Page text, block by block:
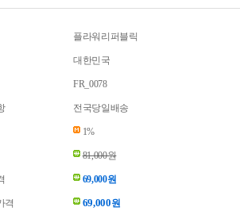
플라워리퍼블릭
대한민국
FR_0078
전국당일배송
1%
81,000원
69,000원
격 69,000원